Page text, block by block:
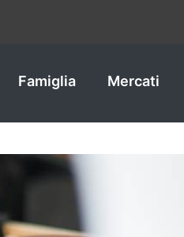
Famiglia Mercati